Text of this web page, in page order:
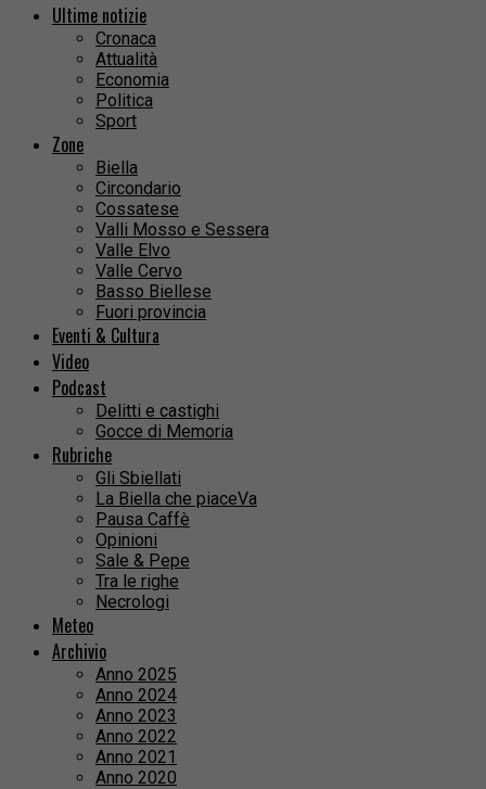
Ultime notizie
Cronaca
Attualità
Economia
Politica
Sport
Zone
Biella
Circondario
Cossatese
Valli Mosso e Sessera
Valle Elvo
Valle Cervo
Basso Biellese
Fuori provincia
Eventi & Cultura
Video
Podcast
Delitti e castighi
Gocce di Memoria
Rubriche
Gli Sbiellati
La Biella che piaceVa
Pausa Caffè
Opinioni
Sale & Pepe
Tra le righe
Necrologi
Meteo
Archivio
Anno 2025
Anno 2024
Anno 2023
Anno 2022
Anno 2021
Anno 2020